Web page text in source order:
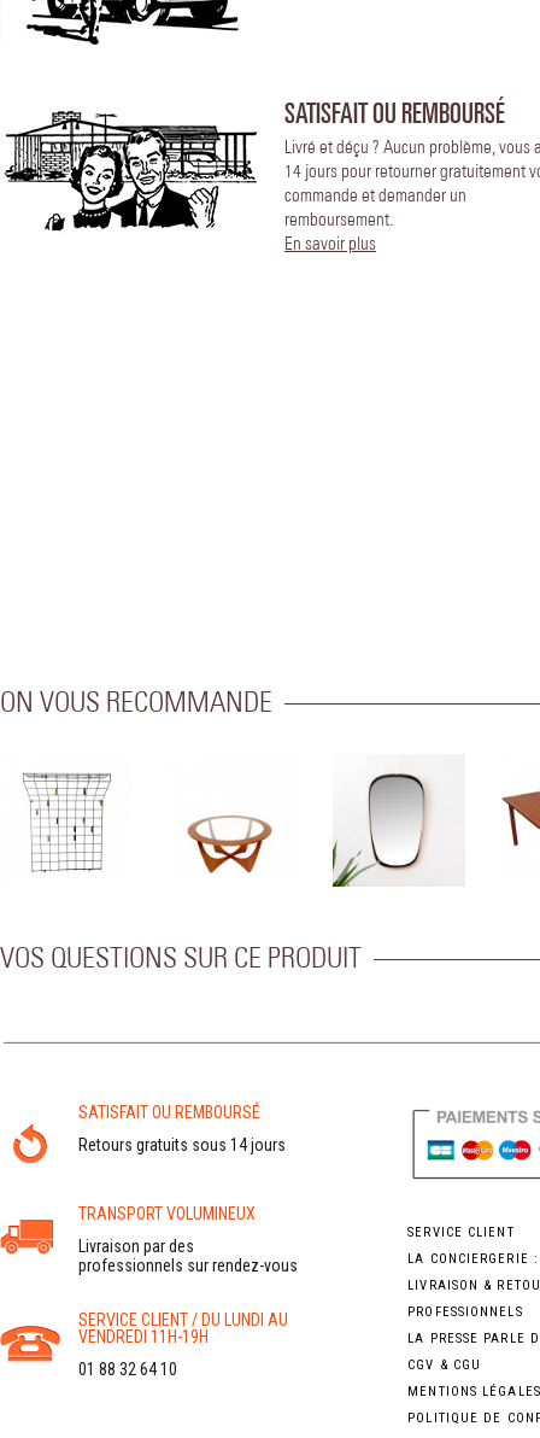
SATISFAIT OU REMBOURSÉ
Livré et déçu ? Aucun problème, vous
14 jours pour retourner gratuitement
commande et demander un
remboursement.
En savoir plus
ON VOUS RECOMMANDE
VOS QUESTIONS SUR CE PRODUIT
SATISFAIT OU REMBOURSÉ
Retours gratuits sous 14 jours
TRANSPORT VOLUMINEUX
Livraison par des
professionnels sur rendez-vous
SERVICE CLIENT / DU LUNDI AU
VENDREDI 11H-19H
01 88 32 64 10
SERVICE CLIENT
LA CONCIERGERIE
LIVRAISON &
PROFESSIONNELS
LA PRESSE PARLE
CGV & CGU
MENTIONS LÉGALES
POLITIQUE DE